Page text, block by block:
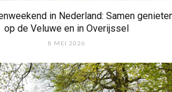
in Nederland: Samen
op de Veluwe en in Overijssel
8 MEI 2026